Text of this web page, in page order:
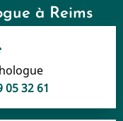
à Reims
05 32 61